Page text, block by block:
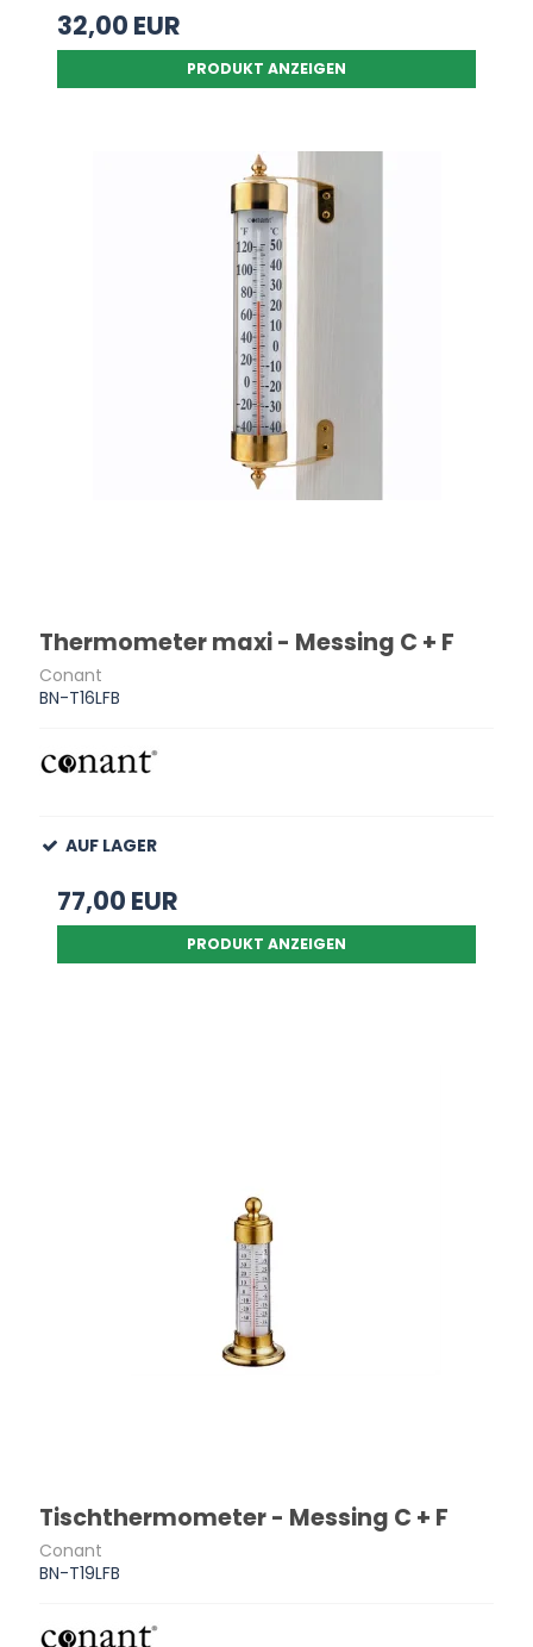
32,00 EUR
PRODUKT ANZEIGEN
Thermometer maxi - Messing C + F
Conant
BN-T16LFB
AUF LAGER
77,00 EUR
PRODUKT ANZEIGEN
Tischthermometer - Messing C + F
Conant
BN-T19LFB